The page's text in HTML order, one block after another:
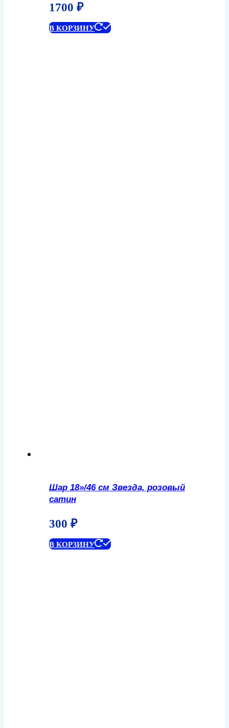
1700 ₽
В КОРЗИНУ
Шар 18»/46 см Звезда, розовый
сатин
300 ₽
В КОРЗИНУ